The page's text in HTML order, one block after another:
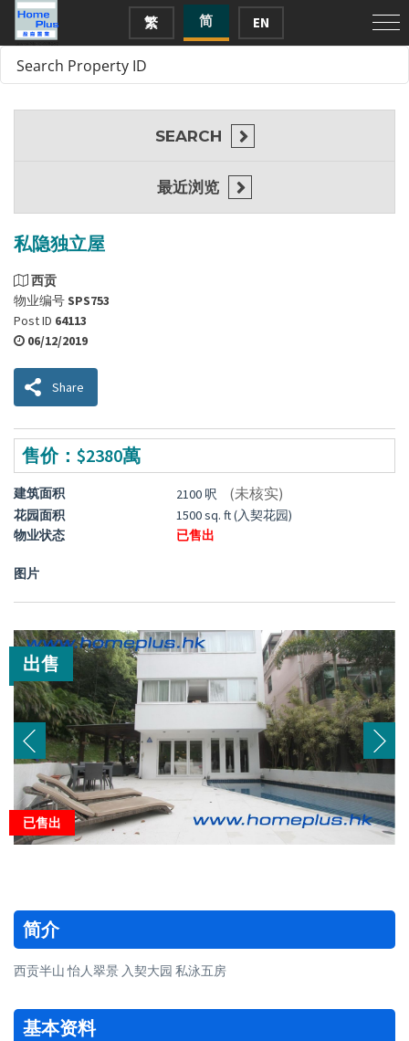
繁 简 EN
私隐独立屋
西贡
物业编号SPS753
Post ID 64113
06/12/2019
Share
售价：$2380萬
建筑面积 2100 呎 (未核实)
花园面积
1500 sq. ft (入契花园)
物业状态
已售出
图片
出售
已售出
简介
西贡半山 怡人翠景 入契大园 私泳五房
基本资料
SEARCH
最近浏览